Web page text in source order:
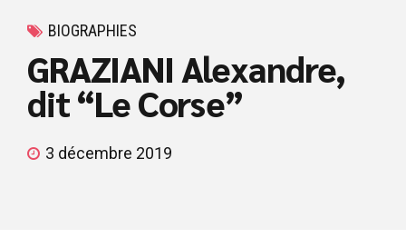
BIOGRAPHIES
GRAZIANI Alexandre,
dit “Le Corse”
3 décembre 2019